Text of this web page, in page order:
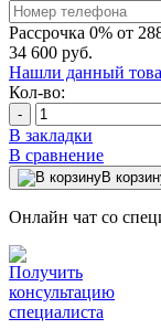
Рассрочка 0% от
34 600 руб.
Нашли данный
Кол-во:
-
В закладки
В сравнение
В
Онлайн чат со